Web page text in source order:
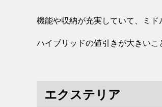
機能や収納が充実していて、ミド
ハイブリッドの値引きが大きいこ
エクステリア